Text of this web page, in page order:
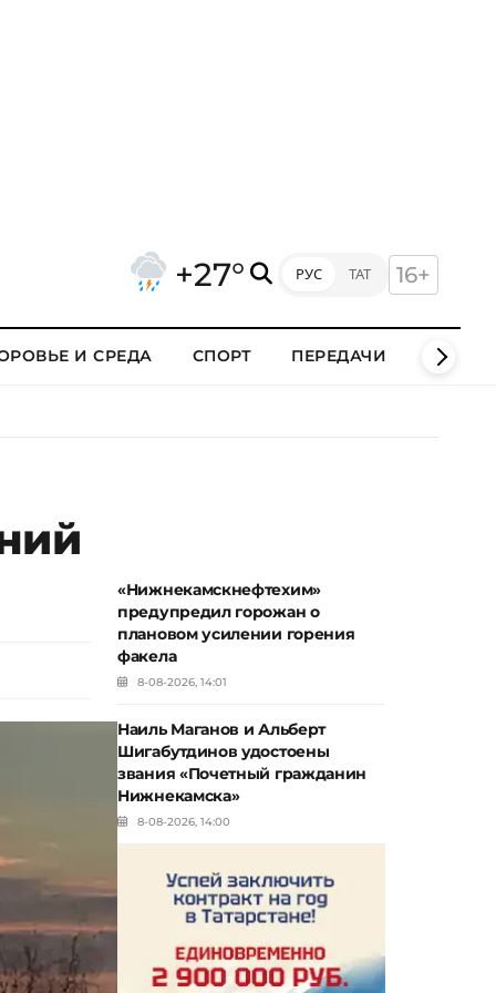
+27° РУС ТАТ 16+
И СРЕДА СПОРТ ПЕРЕДАЧИ КЛИПЫ
«Нижнекамскнефтехим»
предупредил горожан о
плановом усилении горения
факела
8-08-2026, 14:01
Наиль Маганов и Альберт
Шигабутдинов удостоены
звания «Почетный гражданин
Нижнекамска»
8-08-2026, 14:00